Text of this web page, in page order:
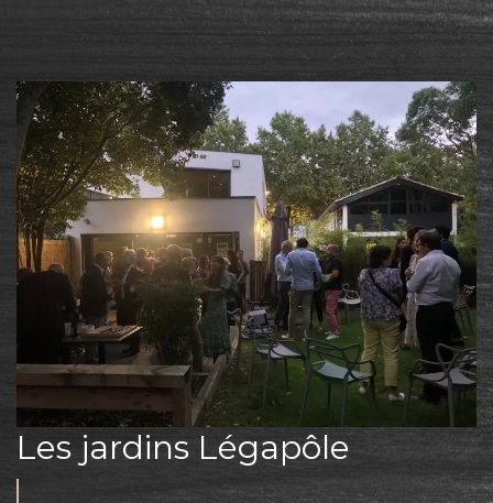
Les jardins Légapôle